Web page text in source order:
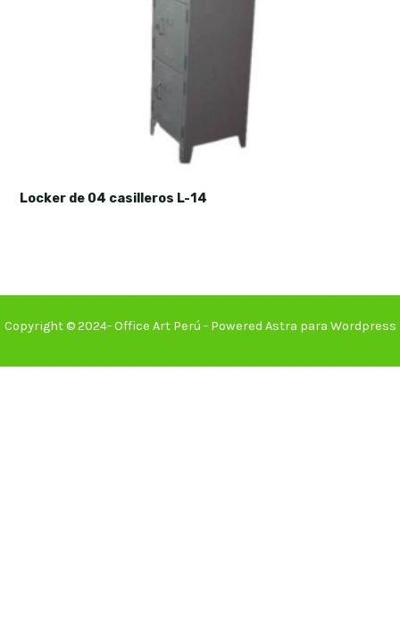
Locker de 04 casilleros L-14
Copyright © 2024- Office Art Perú - Powered Astra para Wordpress